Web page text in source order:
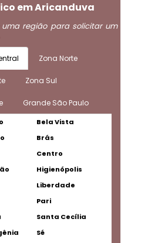
em Aricanduva
região para solicitar um
Zona Norte
Zona Sul
Grande São Paulo
Bela Vista
Brás
Centro
Higienópolis
Liberdade
Pari
Santa Cecília
Sé